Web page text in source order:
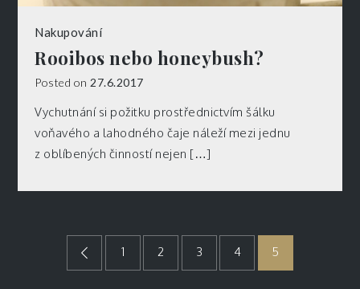
Nakupování
Rooibos nebo honeybush?
Posted on 27.6.2017
Vychutnání si požitku prostřednictvím šálku
voňavého a lahodného čaje náleží mezi jednu
z oblíbených činností nejen […]
Stránkování
1 2 3 4 5